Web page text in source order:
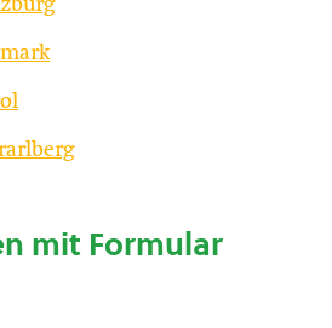
mit Formular